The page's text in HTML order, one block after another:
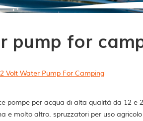
pump for
Volt Water Pump For Camping
pompe per acqua di alta qualità da 12
e molto altro. spruzzatori per uso